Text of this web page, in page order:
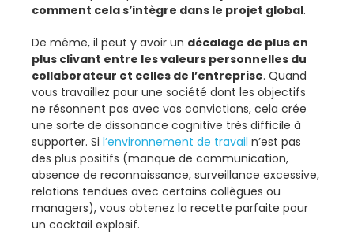
comment cela s’intègre dans le projet global.
De même, il peut y avoir un décalage de plus en
plus clivant entre les valeurs personnelles du
collaborateur et celles de l’entreprise. Quand
vous travaillez pour une société dont les objectifs
ne résonnent pas avec vos convictions, cela crée
une sorte de dissonance cognitive très difficile à
supporter. Si l’environnement de travail n’est pas
des plus positifs (manque de communication,
absence de reconnaissance, surveillance excessive,
relations tendues avec certains collègues ou
managers), vous obtenez la recette parfaite pour
un cocktail explosif.